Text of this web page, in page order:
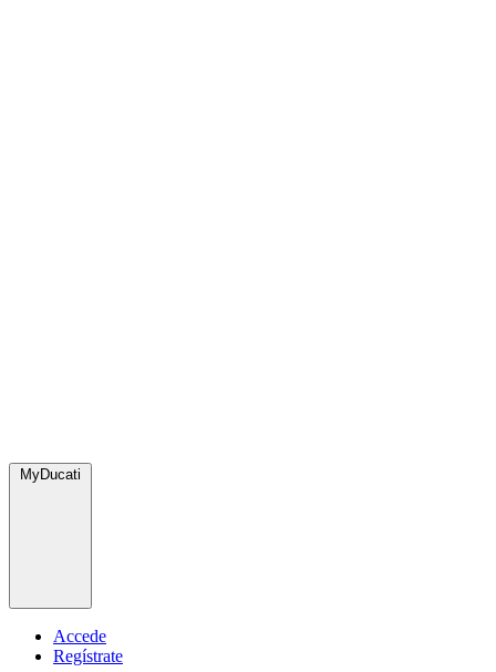
MyDucati
Accede
Regístrate